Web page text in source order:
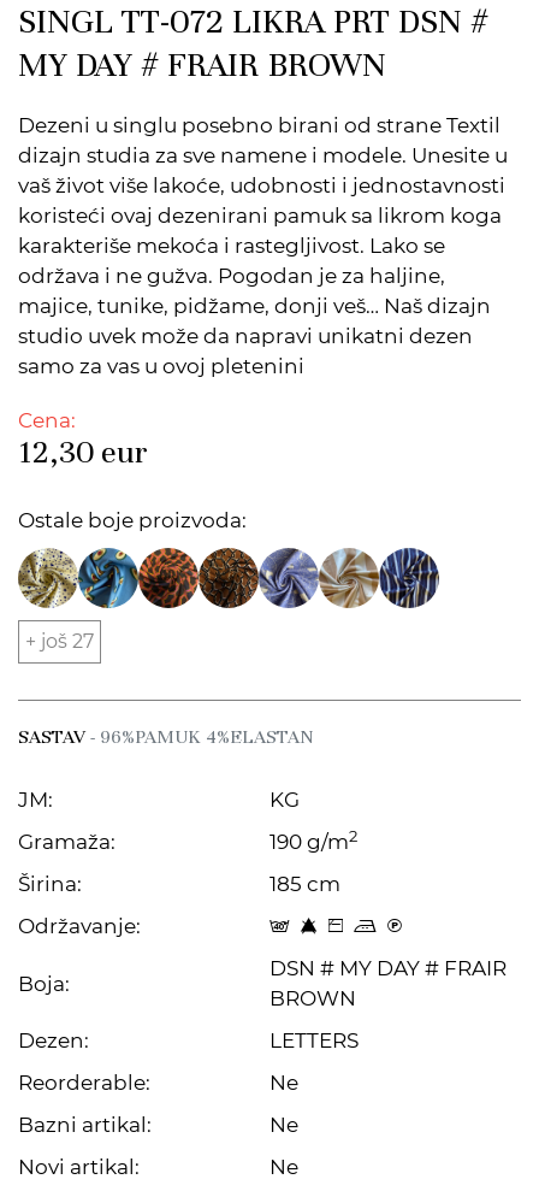
SINGL TT-072 LIKRA PRT DSN #
MY DAY # FRAIR BROWN
Dezeni u singlu posebno birani od strane Textil
dizajn studia za sve namene i modele. Unesite u
vaš život više lakoće, udobnosti i jednostavnosti
koristeći ovaj dezenirani pamuk sa likrom koga
karakteriše mekoća i rastegljivost. Lako se
održava i ne gužva. Pogodan je za haljine,
majice, tunike, pidžame, donji veš… Naš dizajn
studio uvek može da napravi unikatni dezen
samo za vas u ovoj pletenini
Cena:
12,30 eur
Ostale boje proizvoda:
+ još 27
SASTAV- 96%PAMUK 4%ELASTAN
JM:
KG
Gramaža:
190 g/m2
Širina:
185 cm
Održavanje:
t 8 Z p C
Boja:
DSN # MY DAY # FRAIR
BROWN
Dezen:
LETTERS
Reorderable:
Ne
Bazni artikal:
Ne
Novi artikal:
Ne